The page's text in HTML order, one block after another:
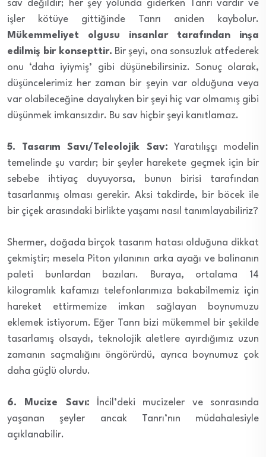
sav değildir; her şey yolunda giderken Tanrı vardır ve
işler kötüye gittiğinde Tanrı aniden kaybolur.
Mükemmeliyet olgusu insanlar tarafından inşa
edilmiş bir konsepttir. Bir şeyi, ona sonsuzluk atfederek
onu ‘daha iyiymiş’ gibi düşünebilirsiniz. Sonuç olarak,
düşüncelerimiz her zaman bir şeyin var olduğuna veya
var olabileceğine dayalıyken bir şeyi hiç var olmamış gibi
düşünmek imkansızdır. Bu sav hiçbir şeyi kanıtlamaz.
5. Tasarım Savı/Teleolojik Sav: Yaratılışçı modelin
temelinde şu vardır; bir şeyler harekete geçmek için bir
sebebe ihtiyaç duyuyorsa, bunun birisi tarafından
tasarlanmış olması gerekir. Aksi takdirde, bir böcek ile
bir çiçek arasındaki birlikte yaşamı nasıl tanımlayabiliriz?
Shermer, doğada birçok tasarım hatası olduğuna dikkat
çekmiştir; mesela Piton yılanının arka ayağı ve balinanın
paleti bunlardan bazıları. Buraya, ortalama 14
kilogramlık kafamızı telefonlarımıza bakabilmemiz için
hareket ettirmemize imkan sağlayan boynumuzu
eklemek istiyorum. Eğer Tanrı bizi mükemmel bir şekilde
tasarlamış olsaydı, teknolojik aletlere ayırdığımız uzun
zamanın saçmalığını öngörürdü, ayrıca boynumuz çok
daha güçlü olurdu.
6. Mucize Savı: İncil’deki mucizeler ve sonrasında
yaşanan şeyler ancak Tanrı’nın müdahalesiyle
açıklanabilir.